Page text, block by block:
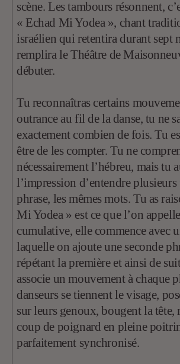
scène. Les tambours résonnent,
« Echad Mi Yodea », chant
israélien qui retentira durant sept
remplira le Théâtre de
débuter.
Tu reconnaîtras certains
outrance au fil de la danse, tu ne
exactement combien de fois. Tu
être de les compter. Tu ne
nécessairement l’hébreu, mais tu
l’impression d’entendre
phrase, les mêmes mots. Tu as
Mi Yodea » est ce que l’on
cumulative, elle commence avec
laquelle on ajoute une seconde
répétant la première et ainsi de
associe un mouvement à chaque
danseurs se tiennent le visage,
sur leurs genoux, bougent la tête,
coup de poignard en pleine
parfaitement synchronisé.